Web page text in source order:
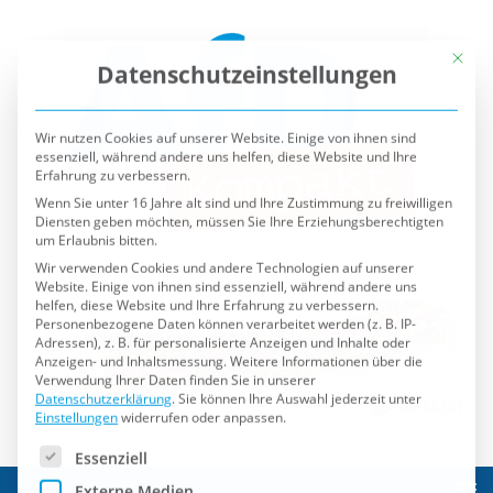
Wir nutzen Cookies auf unserer Website. Einige von ihnen sind
essenziell, während andere uns helfen, diese Website und Ihre
Erfahrung zu verbessern.
Wenn Sie unter 16 Jahre alt sind und Ihre Zustimmung zu freiwilligen
Diensten geben möchten, müssen Sie Ihre Erziehungsberechtigten
um Erlaubnis bitten.
Wir verwenden Cookies und andere Technologien auf unserer
Website. Einige von ihnen sind essenziell, während andere uns
helfen, diese Website und Ihre Erfahrung zu verbessern.
Personenbezogene Daten können verarbeitet werden (z. B. IP-
Adressen), z. B. für personalisierte Anzeigen und Inhalte oder
Anzeigen- und Inhaltsmessung.Weitere Informationen über die
Verwendung Ihrer Daten finden Sie in unserer
Datenschutzerklärung. Sie können Ihre Auswahl jederzeit unter
Einstellungenwiderrufen oder anpassen.
Es folgt eine Liste der Service-Gruppen, für die eine
Externe Medien